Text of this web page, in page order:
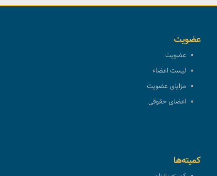
عضویت
عضویت
لیست اعضاء
مزایای عضویت
اعضای حقوقی
کمیته‌ها